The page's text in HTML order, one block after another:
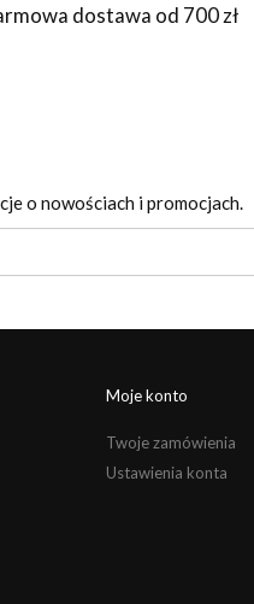
dostawa od 700 zł
o nowościach i promocjach.
Moje konto
Twoje zamówienia
Ustawienia konta